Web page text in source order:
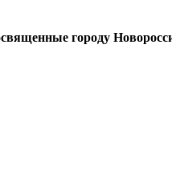
городу